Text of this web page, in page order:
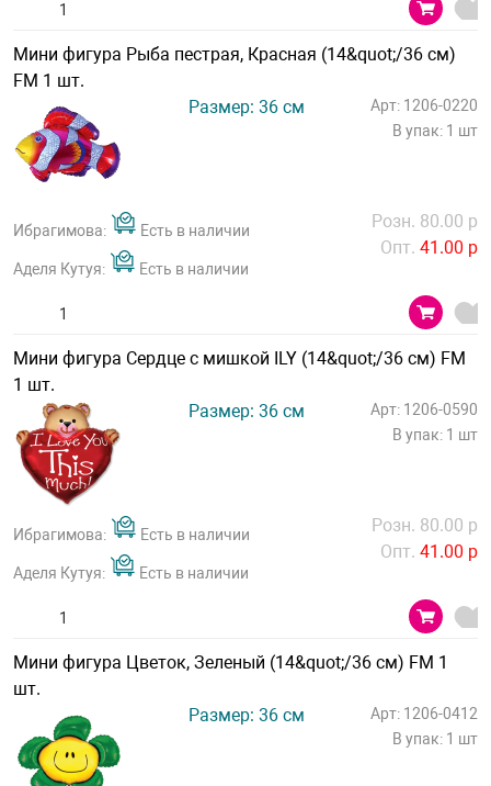
Мини фигура Рыба пестрая, Красная (14&quot;/36 см)
FM 1 шт.
Размер: 36 см
Арт: 1206-0220
В упак: 1 шт
Ибрагимова: Есть в наличии
Аделя Кутуя: Есть в наличии
Розн. 80.00 р
Опт. 41.00 р
Мини фигура Сердце с мишкой ILY (14&quot;/36 см) FM
1 шт.
Размер: 36 см
Арт: 1206-0590
В упак: 1 шт
Ибрагимова: Есть в наличии
Аделя Кутуя: Есть в наличии
Розн. 80.00 р
Опт. 41.00 р
Мини фигура Цветок, Зеленый (14&quot;/36 см) FM 1
шт.
Размер: 36 см
Арт: 1206-0412
В упак: 1 шт